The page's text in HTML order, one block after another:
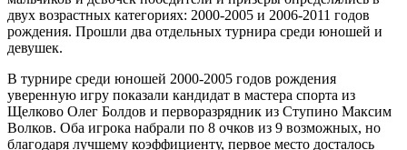
двух возрастных категориях: 2000-2005 и 2006-2011 годов
рождения. Прошли два отдельных турнира среди юношей и
девушек.
В турнире среди юношей 2000-2005 годов рождения
уверенную игру показали кандидат в мастера спорта из
Щелково Олег Болдов и перворазрядник из Ступино Максим
Волков. Оба игрока набрали по 8 очков из 9 возможных, но
благодаря лучшему коэффициенту, первое место досталось